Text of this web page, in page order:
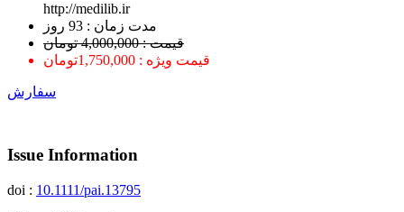
http://medilib.ir
ﻣﺪﺕ ﺯﻣﺎﻥ : 93 ﺭﻭﺯ
قیمت : 4,000,000 تومان
قیمت ویژه : 1,750,000تومان
سفارش
Issue Information
doi : 10.1111/pai.13795